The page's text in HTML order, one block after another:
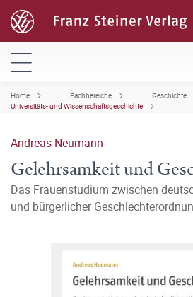
Home Fachbereiche
Geschichte
Universitäts- und Wissenschaftsgeschichte
Andreas Neumann
Gelehrsamkeit und
Das Frauenstudium zwischen
und bürgerlicher